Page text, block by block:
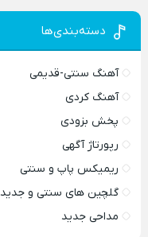
دسته‌بندی‌ها
آهنگ سنتی-قدیمی
آهنگ کردی
پخش بزودی
رپورتاژ آگهی
ریمیکس پاپ و سنتی
گلچین های سنتی و جدید
مداحی جدید